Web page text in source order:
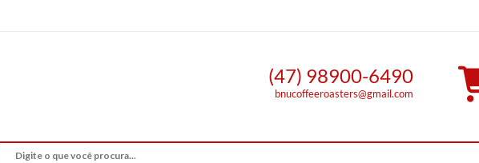
(47) 98900-6490
bnucoffeeroasters@gmail.com